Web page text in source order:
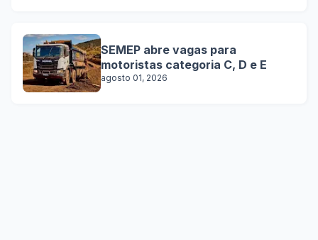
SEMEP abre vagas para
motoristas categoria C, D e E
agosto 01, 2026